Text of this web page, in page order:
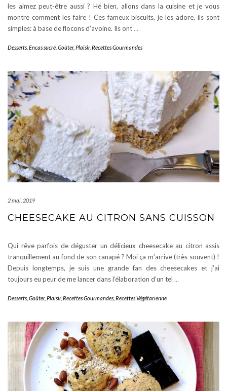
les aimez peut-être aussi ? Hé bien, allons dans la cuisine et je vous
montre comment les faire ! Ces fameux biscuits, je les adore, ils sont
simples: à base de flocons d’avoine. Ils ont…
Desserts Encas sucré Goûter, Plaisir, Recettes Gourmandes
2 mai, 2019
CHEESECAKE AU CITRON SANS CUISSON
Qui rêve parfois de déguster un délicieux cheesecake au citron assis
tranquillement au fond de son canapé ? Moi ça m’arrive (très souvent) !
Depuis longtemps, je suis une grande fan des cheesecakes et j’ai
toujours eu peur de me lancer dans l’élaboration d’un tel …
Desserts Goûter, Plaisir, Recettes Gourmandes Recettes Végétarienne